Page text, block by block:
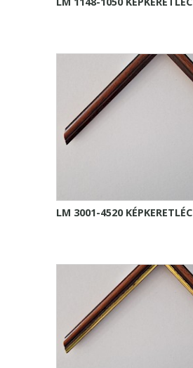
LM 3001-4520 KÉPKERETLÉC